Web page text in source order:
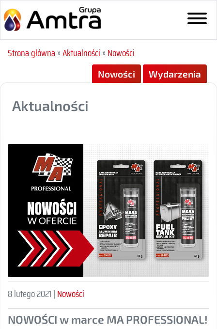
Strona główna »Aktualności » Nowości
Nowości Wydarzenia
Aktualności
8 lutego 2021 | Nowości
NOWOŚCI w marce MA PROFESSIONAL!